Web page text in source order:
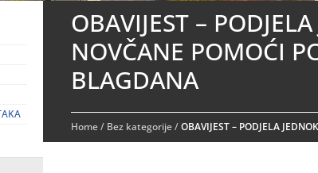
OBAVIJEST –
NOVČANE POMOĆI
BLAGDANA
Home/ Bez kategorije/OBAVIJEST – PODJELA